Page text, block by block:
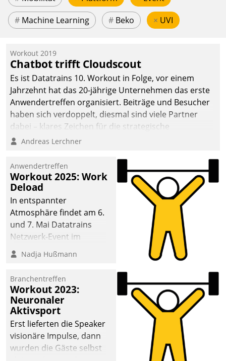
# Machine Learning # Beko × UVI
Workout 2019
Chatbot trifft Cloudscout
Es ist Datatrains 10. Workout in Folge, vor einem
Jahrzehnt hat das 20-jährige Unternehmen das erste
Anwendertreffen organisiert. Beiträge und Besucher
haben sich verdoppelt, diesmal sind viele Partner
dabei – klares Zeichen für die strategische
Fokussierung auf den Kunden.
Andreas Lerchner
Anwendertreffen
Workout 2025: Work
Deload
In entspannter
Atmosphäre findet am 6.
und 7. Mai Datatrains
Netzwerk-Event im
Kunden- und Partnerkreis
statt. Zentrale Frage: Wie
Mammutprojekte
meistern und Workloads
wuppen – bei zunehmend
anspruchsvollen
Aufgaben und
abnehmendem
Nadja Hußmann
Branchentreffen
Workout 2023:
Neuronaler
Aktivsport
Erst lieferten die Speaker
visionäre Impulse, dann
wurden die Gäste selbst